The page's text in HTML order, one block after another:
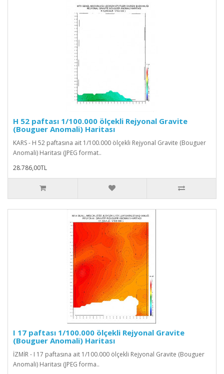
H 52 paftası 1/100.000 ölçekli Rejyonal Gravite
(Bouguer Anomali) Haritası
KARS - H 52 paftasına ait 1/100.000 ölçekli Rejyonal Gravite (Bouguer
Anomali) Haritası (JPEG format..
28.786,00TL
I 17 paftası 1/100.000 ölçekli Rejyonal Gravite
(Bouguer Anomali) Haritası
İZMİR - I 17 paftasına ait 1/100.000 ölçekli Rejyonal Gravite (Bouguer
Anomali) Haritası (JPEG forma..